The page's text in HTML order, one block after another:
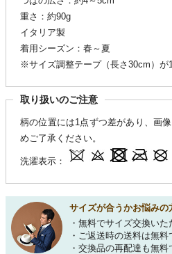
重さ：約90g
イタリア製
着用シーズン：春～夏
※サイズ調整テープ（長さ30cm）が1
取り扱いのご注意
柄の位置には1点ずつ差があり、画
めご了承ください。
洗濯表示：
サイズが合うかお悩みの
・無料でサイズ交換いた
・ご返送時の送料は無料
・交換品の再配達も無料